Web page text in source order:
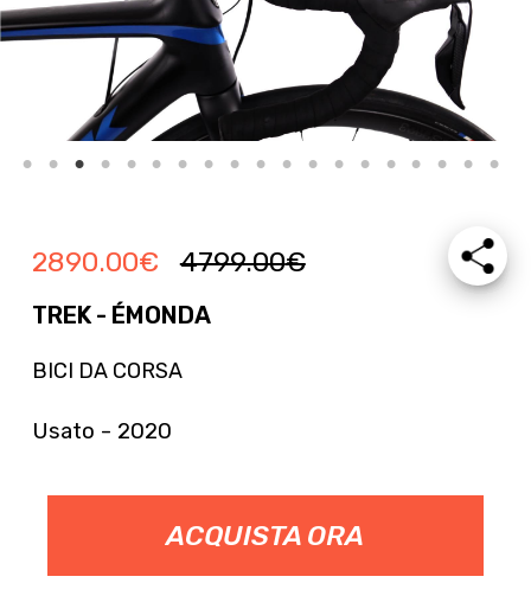
2890.00€ 4799.00€
TREK - ÉMONDA
BICI DA CORSA
Usato - 2020
ACQUISTA ORA